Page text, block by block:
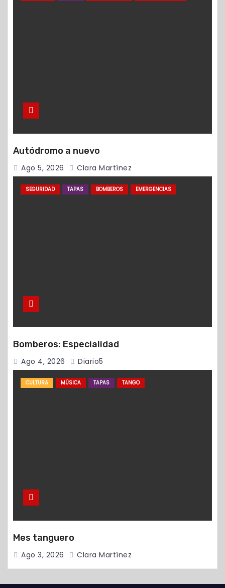
Autódromo a nuevo
Ago 5, 2026 Clara Martínez
SEGURIDAD TAPAS BOMBEROS EMERGENCIAS
Bomberos: Especialidad
Ago 4, 2026 Diario5
CULTURA MÚSICA TAPAS TANGO
Mes tanguero
Ago 3, 2026 Clara Martínez